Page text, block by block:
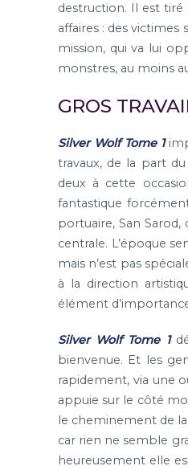
destruction. Il est tiré
affaires : des victimes
mission, qui va lui
monstres, au moins
GROS
Silver Wolf Tome 1
travaux, de la part
deux à cette
fantastique
portuaire, San
centrale. L’époque
mais n’est pas
à la direction
élément
Silver Wolf Tome 1
bienvenue. Et les
rapidement, via une
appuie sur le côté
le cheminement de la
car rien ne semble
heureusement elle